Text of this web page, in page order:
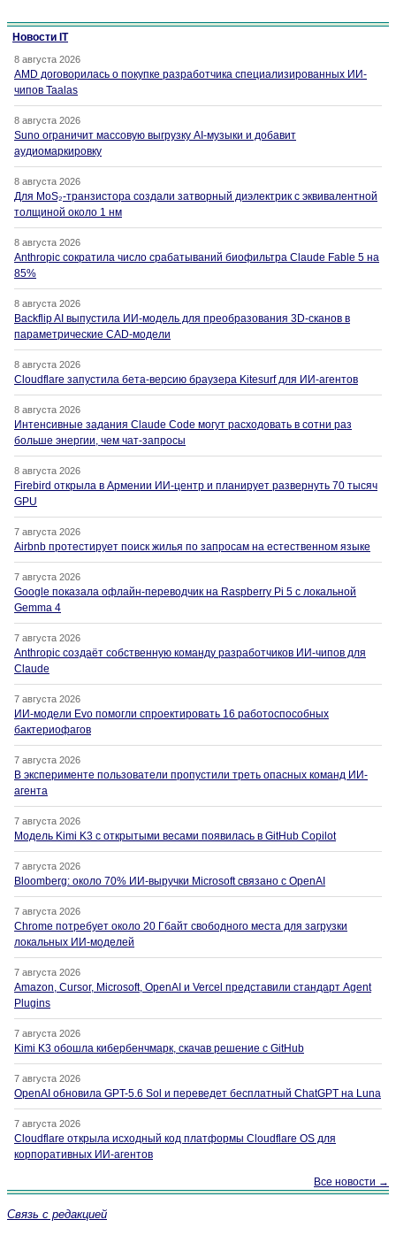
Новости IT
8 августа 2026
AMD договорилась о покупке разработчика специализированных ИИ-
чипов Taalas
8 августа 2026
Suno ограничит массовую выгрузку AI-музыки и добавит
аудиомаркировку
8 августа 2026
Для MoS₂-транзистора создали затворный диэлектрик с эквивалентной
толщиной около 1 нм
8 августа 2026
Anthropic сократила число срабатываний биофильтра Claude Fable 5 на
85%
8 августа 2026
Backflip AI выпустила ИИ-модель для преобразования 3D-сканов в
параметрические CAD-модели
8 августа 2026
Cloudflare запустила бета-версию браузера Kitesurf для ИИ-агентов
8 августа 2026
Интенсивные задания Claude Code могут расходовать в сотни раз
больше энергии, чем чат-запросы
8 августа 2026
Firebird открыла в Армении ИИ-центр и планирует развернуть 70 тысяч
GPU
7 августа 2026
Airbnb протестирует поиск жилья по запросам на естественном языке
7 августа 2026
Google показала офлайн-переводчик на Raspberry Pi 5 с локальной
Gemma 4
7 августа 2026
Anthropic создаёт собственную команду разработчиков ИИ-чипов для
Claude
7 августа 2026
ИИ-модели Evo помогли спроектировать 16 работоспособных
бактериофагов
7 августа 2026
В эксперименте пользователи пропустили треть опасных команд ИИ-
агента
7 августа 2026
Модель Kimi K3 с открытыми весами появилась в GitHub Copilot
7 августа 2026
Bloomberg: около 70% ИИ-выручки Microsoft связано с OpenAI
7 августа 2026
Chrome потребует около 20 Гбайт свободного места для загрузки
локальных ИИ-моделей
7 августа 2026
Amazon, Cursor, Microsoft, OpenAI и Vercel представили стандарт Agent
Plugins
7 августа 2026
Kimi K3 обошла кибербенчмарк, скачав решение с GitHub
7 августа 2026
OpenAI обновила GPT-5.6 Sol и переведет бесплатный ChatGPT на Luna
7 августа 2026
Cloudflare открыла исходный код платформы Cloudflare OS для
корпоративных ИИ-агентов
Все новости →
Связь с редакцией